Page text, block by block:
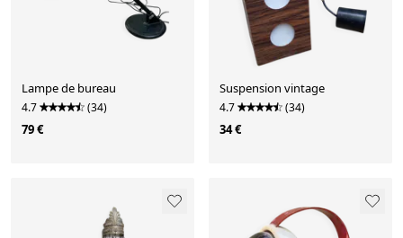
Lampe de bureau
4.7 (34)
79 €
Suspension vintage
4.7 (34)
34 €